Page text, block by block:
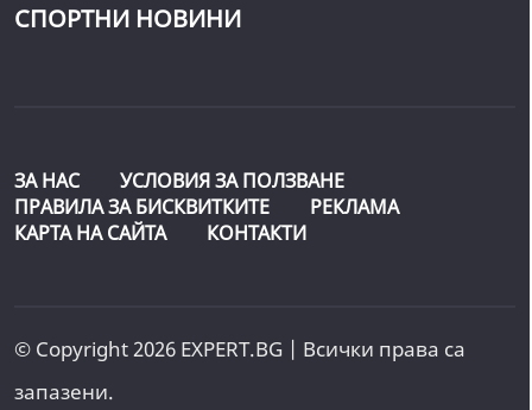
СПОРТНИ НОВИНИ
ЗА НАС
УСЛОВИЯ ЗА ПОЛЗВАНЕ
ПРАВИЛА ЗА БИСКВИТКИТЕ
РЕКЛАМА
КАРТА НА САЙТА
КОНТАКТИ
© Copyright 2026 EXPERT.BG | Всички права са
запазени.